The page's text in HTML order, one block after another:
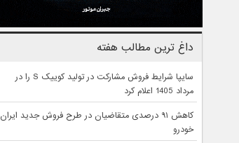
داغ ترین مطالب هفته
سایپا شرایط فروش مشارکت در تولید کوییک S را در
مرداد 1405 اعلام کرد
کاهش ۹۱ درصدی متقاضیان در طرح فروش جدید ایران
خودرو